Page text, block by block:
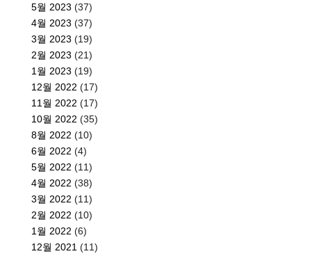
5월 2023 (37)
4월 2023 (37)
3월 2023 (19)
2월 2023 (21)
1월 2023 (19)
12월 2022 (17)
11월 2022 (17)
10월 2022 (35)
8월 2022 (10)
6월 2022 (4)
5월 2022 (11)
4월 2022 (38)
3월 2022 (11)
2월 2022 (10)
1월 2022 (6)
12월 2021 (11)